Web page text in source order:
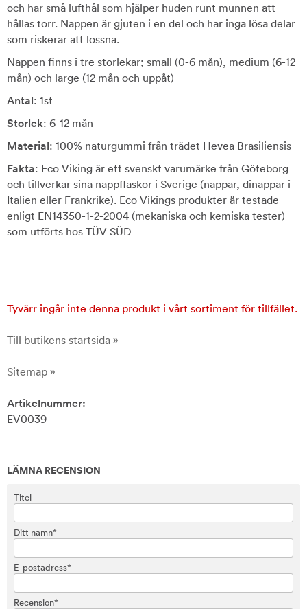
och har små lufthål som hjälper huden runt munnen att
hållas torr. Nappen är gjuten i en del och har inga lösa delar
som riskerar att lossna.
Nappen finns i tre storlekar; small (0-6 mån), medium (6-12
mån) och large (12 mån och uppåt)
Antal: 1st
Storlek: 6-12 mån
Material: 100% naturgummi från trädet Hevea Brasiliensis
Fakta: Eco Viking är ett svenskt varumärke från Göteborg
och tillverkar sina nappflaskor i Sverige (nappar, dinappar i
Italien eller Frankrike). Eco Vikings produkter är testade
enligt EN14350-1-2-2004 (mekaniska och kemiska tester)
som utförts hos TÜV SÜD
Tyvärr ingår inte denna produkt i vårt sortiment för tillfället.
Till butikens startsida »
Sitemap »
Artikelnummer:
EV0039
LÄMNA RECENSION
Titel
Ditt namn*
E-postadress*
Recension*